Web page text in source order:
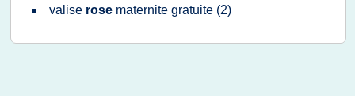
valise rose maternite gratuite (2)